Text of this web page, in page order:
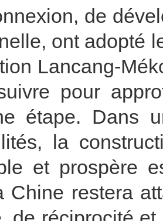
de
ont adopté
Lancang-
pour
étape. Dans
la
et prospère
Chine restera